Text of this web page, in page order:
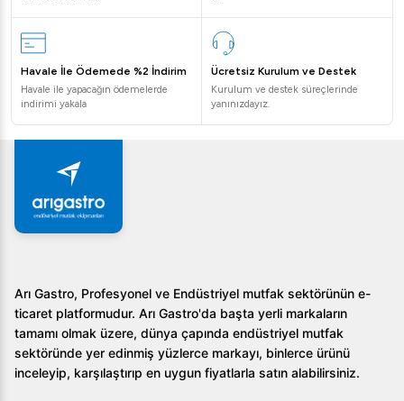
Havale İle Ödemede %2 İndirim
Havale ile yapacağın ödemelerde
indirimi yakala
Ücretsiz Kurulum ve Destek
Kurulum ve destek süreçlerinde
yanınızdayız.
Arı Gastro, Profesyonel ve Endüstriyel mutfak sektörünün e-
ticaret platformudur. Arı Gastro'da başta yerli markaların
tamamı olmak üzere, dünya çapında endüstriyel mutfak
sektöründe yer edinmiş yüzlerce markayı, binlerce ürünü
inceleyip, karşılaştırıp en uygun fiyatlarla satın alabilirsiniz.